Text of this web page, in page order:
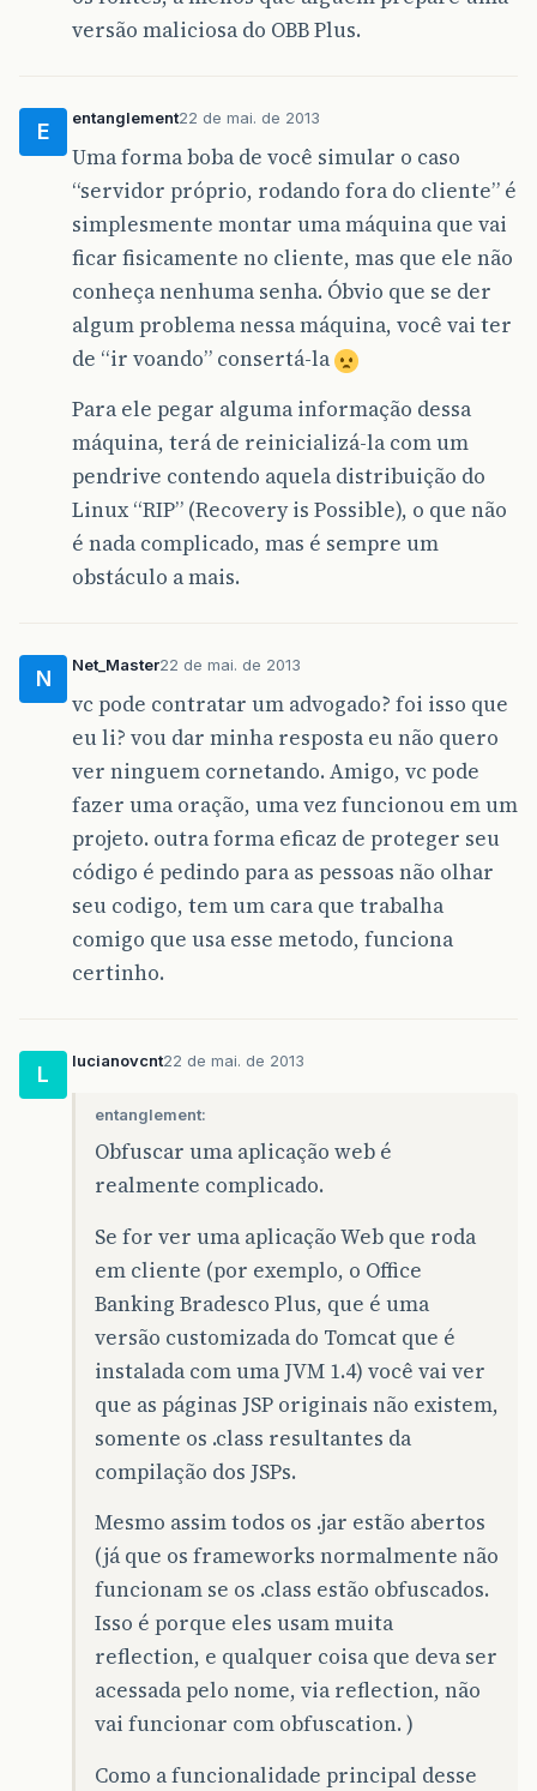
versão maliciosa do OBB Plus.
E
entanglement22 de mai. de 2013
Uma forma boba de você simular o caso
“servidor próprio, rodando fora do cliente” é
simplesmente montar uma máquina que vai
ficar fisicamente no cliente, mas que ele não
conheça nenhuma senha. Óbvio que se der
algum problema nessa máquina, você vai ter
de “ir voando” consertá-la
Para ele pegar alguma informação dessa
máquina, terá de reinicializá-la com um
pendrive contendo aquela distribuição do
Linux “RIP” (Recovery is Possible), o que não
é nada complicado, mas é sempre um
obstáculo a mais.
N
Net_Master22 de mai. de 2013
vc pode contratar um advogado? foi isso que
eu li? vou dar minha resposta eu não quero
ver ninguem cornetando. Amigo, vc pode
fazer uma oração, uma vez funcionou em um
projeto. outra forma eficaz de proteger seu
código é pedindo para as pessoas não olhar
seu codigo, tem um cara que trabalha
comigo que usa esse metodo, funciona
certinho.
L
lucianovcnt22 de mai. de 2013
entanglement:
Obfuscar uma aplicação web é
realmente complicado.
Se for ver uma aplicação Web que roda
em cliente (por exemplo, o Office
Banking Bradesco Plus, que é uma
versão customizada do Tomcat que é
instalada com uma JVM 1.4) você vai ver
que as páginas JSP originais não existem,
somente os .class resultantes da
compilação dos JSPs.
Mesmo assim todos os .jar estão abertos
(já que os frameworks normalmente não
funcionam se os .class estão obfuscados.
Isso é porque eles usam muita
reflection, e qualquer coisa que deva ser
acessada pelo nome, via reflection, não
vai funcionar com obfuscation. )
Como a funcionalidade principal desse